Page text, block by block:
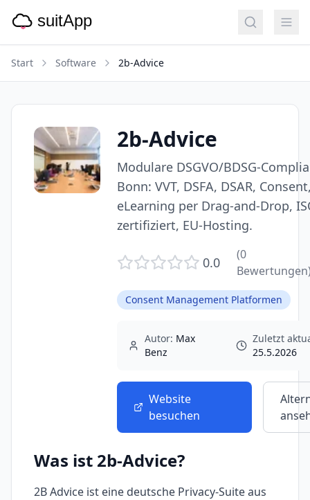
Start Software 2b-Advice
2b-Advice
Modulare DSGVO/BDSG-
Bonn: VVT, DSFA, DSAR,
eLearning per Drag-and-Drop,
zertifiziert, EU-Hosting.
0.0 (0
Consent Management Platformen
Autor: Max
Benz
Zuletzt
25.5.2026
Website
besuchen
Was ist 2b-Advice?
2B Advice ist eine deutsche Privacy-Suite aus